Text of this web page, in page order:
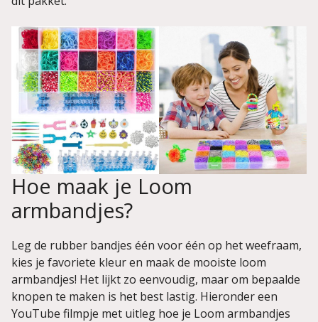
Hoe maak je Loom
armbandjes?
Leg de rubber bandjes één voor één op het weefraam,
kies je favoriete kleur en maak de mooiste loom
armbandjes! Het lijkt zo eenvoudig, maar om bepaalde
knopen te maken is het best lastig. Hieronder een
YouTube filmpje met uitleg hoe je Loom armbandjes